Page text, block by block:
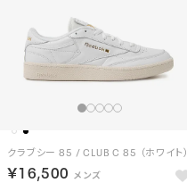
クラブシー 85 / CLUB C 85 （ホワイト）
￥16,500